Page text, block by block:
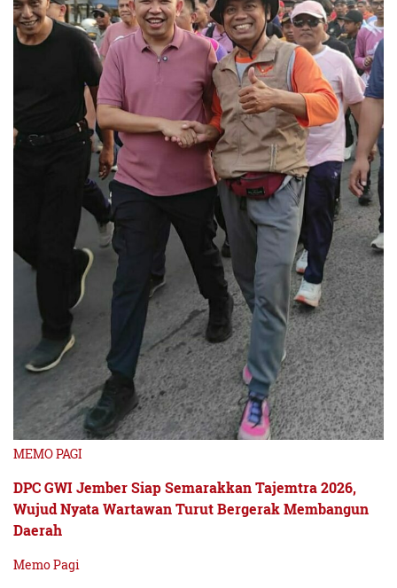
MEMO PAGI
DPC GWI Jember Siap Semarakkan Tajemtra 2026,
Wujud Nyata Wartawan Turut Bergerak Membangun
Daerah
Memo Pagi